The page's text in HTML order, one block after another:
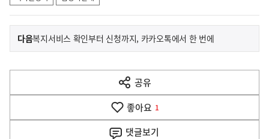
이
전
다
음
다음기
복지서비스 확인부터 신청까지, 카카오톡에서 한 번에
공유
열
기
좋아요 1
댓글보기